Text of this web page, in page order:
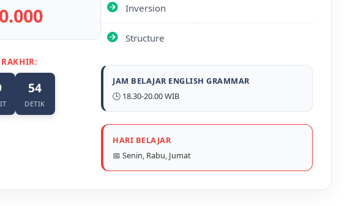
54
DETIK
Inversion
Structure
JAM BELAJAR ENGLISH GRAMMAR
🕒 18.30-20.00 WIB
HARI BELAJAR
📅 Senin, Rabu, Jumat